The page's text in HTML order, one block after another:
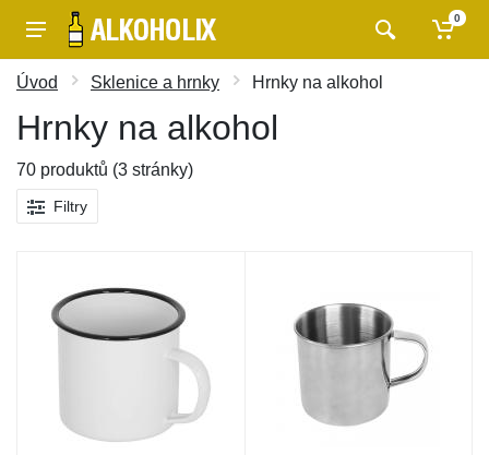
0
Úvod Sklenice a hrnky Hrnky na alkohol
Hrnky na alkohol
70 produktů (3 stránky)
Filtry